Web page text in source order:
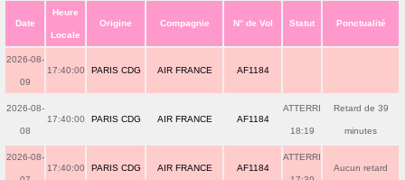
Date
Heure
Locale
Origine Compagnie N° de Vol Statut Ponctualité
2026-08-
09
17:40:00 PARIS CDG AIR FRANCE AF1184
2026-08-
08
17:40:00 PARIS CDG AIR FRANCE AF1184
ATTERRI
18:19
Retard de 39
minutes
2026-08-
17:40:00 PARIS CDG AIR FRANCE AF1184
ATTERRI
Aucun retard